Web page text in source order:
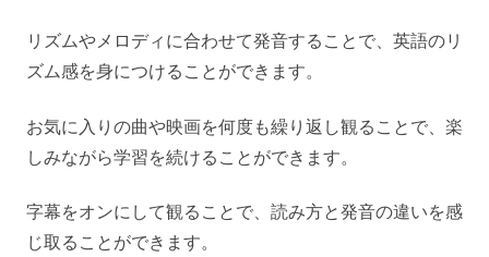
リズムやメロディに合わせて発音することで、英語のリ
ズム感を身につけることができます。
お気に入りの曲や映画を何度も繰り返し観ることで、楽
しみながら学習を続けることができます。
字幕をオンにして観ることで、読み方と発音の違いを感
じ取ることができます。